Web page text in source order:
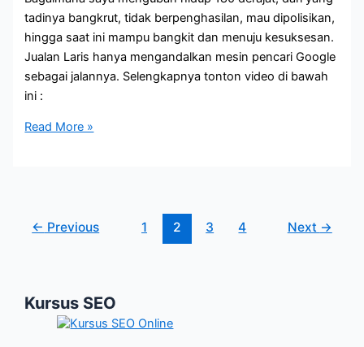
tadinya bangkrut, tidak berpenghasilan, mau dipolisikan,
hingga saat ini mampu bangkit dan menuju kesuksesan.
Jualan Laris hanya mengandalkan mesin pencari Google
sebagai jalannya. Selengkapnya tonton video di bawah
ini :
Jualan
Read More »
← Previous 1 2 3 4 Next →
Kursus SEO